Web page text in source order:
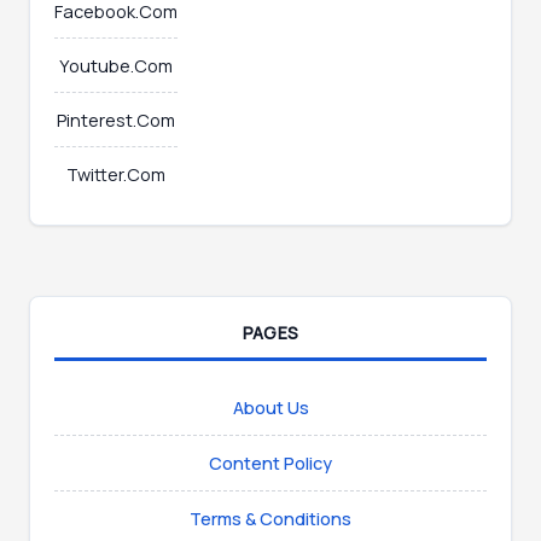
Facebook.Com
Youtube.Com
Pinterest.Com
Twitter.Com
PAGES
About Us
Content Policy
Terms & Conditions